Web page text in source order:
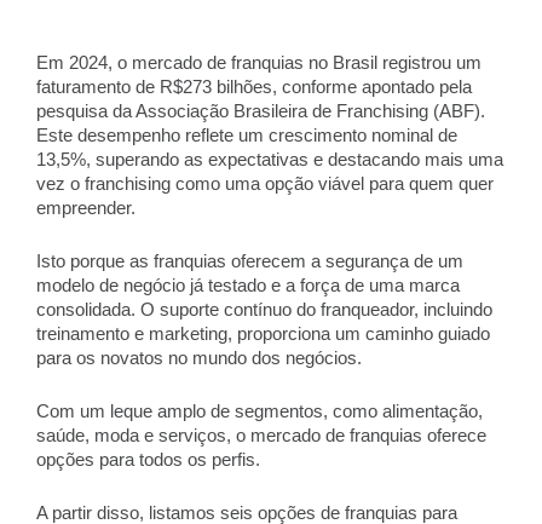
Em 2024, o mercado de franquias no Brasil registrou um
faturamento de R$273 bilhões, conforme apontado pela
pesquisa da Associação Brasileira de Franchising (ABF).
Este desempenho reflete um crescimento nominal de
13,5%, superando as expectativas e destacando mais uma
vez o franchising como uma opção viável para quem quer
empreender.
Isto porque as franquias oferecem a segurança de um
modelo de negócio já testado e a força de uma marca
consolidada. O suporte contínuo do franqueador, incluindo
treinamento e marketing, proporciona um caminho guiado
para os novatos no mundo dos negócios.
Com um leque amplo de segmentos, como alimentação,
saúde, moda e serviços, o mercado de franquias oferece
opções para todos os perfis.
A partir disso, listamos seis opções de franquias para